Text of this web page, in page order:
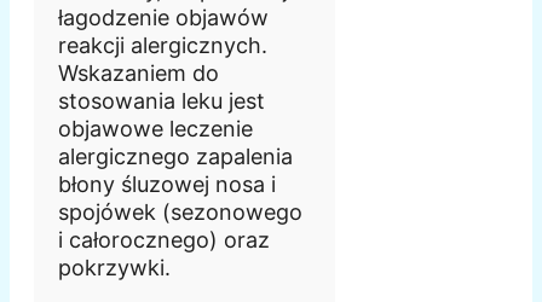
łagodzenie objawów
reakcji alergicznych.
Wskazaniem do
stosowania leku jest
objawowe leczenie
alergicznego zapalenia
błony śluzowej nosa i
spojówek (sezonowego
i całorocznego) oraz
pokrzywki.